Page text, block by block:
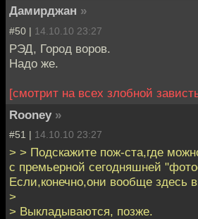
Дамирджан »
#50 | 14.10.10 23:27
РЭД, Город воров.
Надо же.
[смотрит на всех злобной
Rooney »
#51 | 14.10.10 23:27
> > Подскажите пож-ста,где
с премьерной сегодняшней
Если,конечно,они вообще здесь
>
> Выкладываются, позже.